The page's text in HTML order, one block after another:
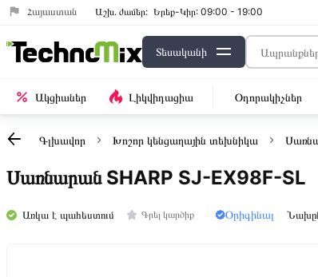
Հայաստան Աշխ․ ժամեր: Երեք-Կիր: 09:00 - 19:00
Տեսականի
Ակցիաներ Լիկվիդացիա Օդորակիչներ
Գլխավոր Խոշոր կենցաղային տեխնիկա
Սառնարան SHARP SJ-EX98F-SL
Առկա է պահեստում Գրել կարծիք Օրիգինալ